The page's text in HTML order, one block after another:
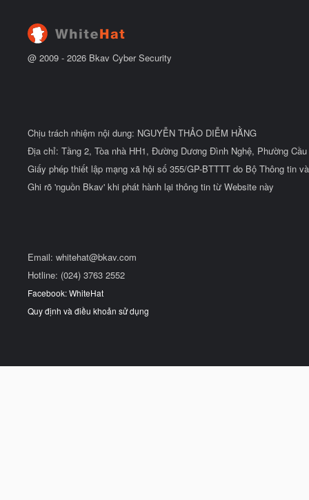
@ 2009 - 2026 Bkav Cyber Security
Chịu trách nhiệm nội dung: NGUYỄN THẢO DIỄM HẰNG
Địa chỉ: Tầng 2, Tòa nhà HH1, Đường Dương Đình Nghệ, Phường
Giấy phép thiết lập mạng xã hội số 355/GP-BTTTT do Bộ Thông tin
Ghi rõ 'nguồn Bkav' khi phát hành lại thông tin từ Website này
Email: whitehat@bkav.com
Hotline: (024) 3763 2552
Facebook: WhiteHat
Quy định và điều khoản sử dụng